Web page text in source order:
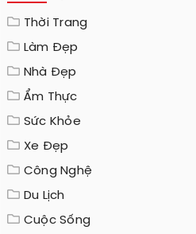
Thời Trang
Làm Đẹp
Nhà Đẹp
Ẩm Thực
Sức Khỏe
Xe Đẹp
Công Nghệ
Du Lịch
Cuộc Sống